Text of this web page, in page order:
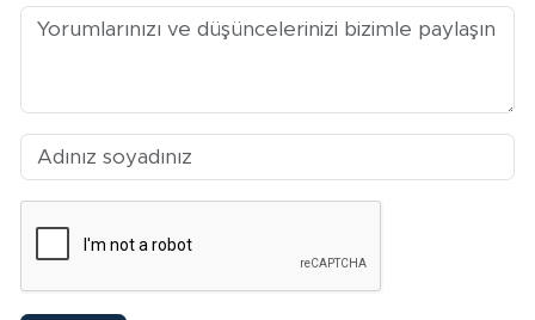
Pütürge
Sinema